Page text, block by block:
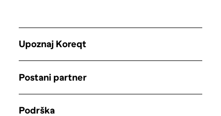
Upoznaj Koreqt
Postani partner
Podrška